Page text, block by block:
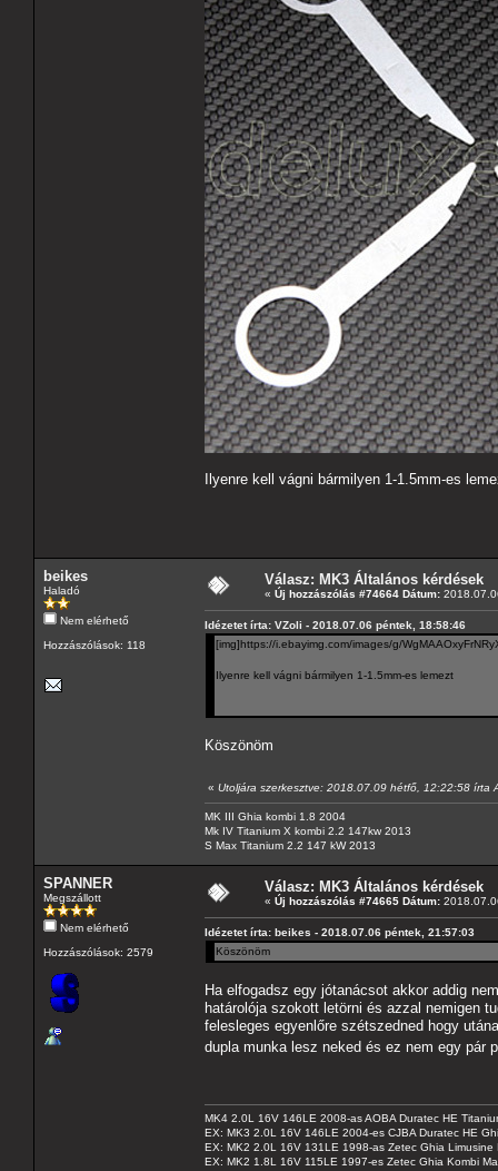
Ilyenre kell vágni bármilyen 1-1.5mm-es
beikes
Haladó
Nem elérhető
Hozzászólások: 118
Válasz: MK3 Általános kérdések
« Új hozzászólás #74664 Dátum:
Idézetet írta: VZoli - 2018.07.06 péntek, 18:58:46
[img]https://i.ebayimg.com/images/g/
Ilyenre kell vágni bármilyen 1-1.5mm-es lemezt
Köszönöm
« Utoljára szerkesztve: 2018.07.09 hétfő, 12:22:58 írta
MK III Ghia kombi 1.8 2004
Mk IV Titanium X kombi 2.2 147kw 2013
S Max Titanium 2.2 147 kW 2013
SPANNER
Megszállott
Nem elérhető
Hozzászólások: 2579
Válasz: MK3 Általános kérdések
« Új hozzászólás #74665 Dátum:
Idézetet írta: beikes - 2018.07.06 péntek, 21:57:03
Köszönöm
Ha elfogadsz egy jótanácsot akkor addig
határolója szokott letörni és azzal nemigen
felesleges egyenlőre szétszedned hogy
dupla munka lesz neked és ez nem egy
MK4 2.0L 16V 146LE 2008-as AOBA Duratec HE
EX: MK3 2.0L 16V 146LE 2004-es CJBA Duratec HE
EX: MK2 2.0L 16V 131LE 1998-as Zetec Ghia Limusine
EX: MK2 1.8L 16V 115LE 1997-es Zetec Ghia Kombi